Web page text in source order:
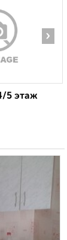
›
5 этаж